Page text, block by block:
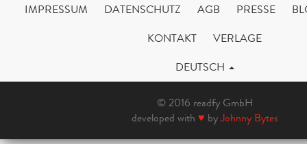
IMPRESSUM DATENSCHUTZ AGB PRESSE
KONTAKT
VERLAGE
DEUTSCH
© 2016 readfy GmbH
developed with ♥ byJohnny Bytes